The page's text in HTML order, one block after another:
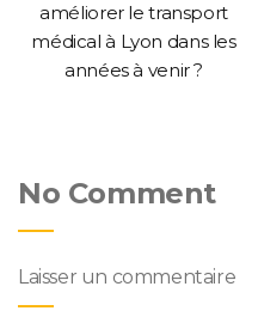
améliorer le transport
médical à Lyon dans les
années à venir ?
No Comment
Laisser un commentaire